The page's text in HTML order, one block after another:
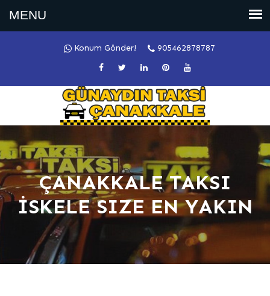
Konum Gönder! 905462878787
ÇANAKKALE TAKSI
İSKELE SIZE EN YAKIN